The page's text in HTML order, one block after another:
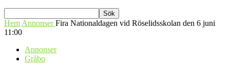
Hem Annonser Fira Nationaldagen vid Röselidsskolan den 6 juni
11:00
Annonser
Gråbo